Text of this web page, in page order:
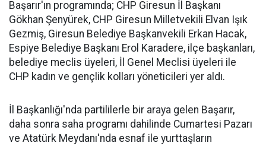
Başarır'ın programında; CHP Giresun İl Başkanı
Gökhan Şenyürek, CHP Giresun Milletvekili Elvan Işık
Gezmiş, Giresun Belediye Başkanvekili Erkan Hacak,
Espiye Belediye Başkanı Erol Karadere, ilçe başkanları,
belediye meclis üyeleri, İl Genel Meclisi üyeleri ile
CHP kadın ve gençlik kolları yöneticileri yer aldı.
İl Başkanlığı'nda partililerle bir araya gelen Başarır,
daha sonra saha programı dahilinde Cumartesi Pazarı
ve Atatürk Meydanı'nda esnaf ile yurttaşların